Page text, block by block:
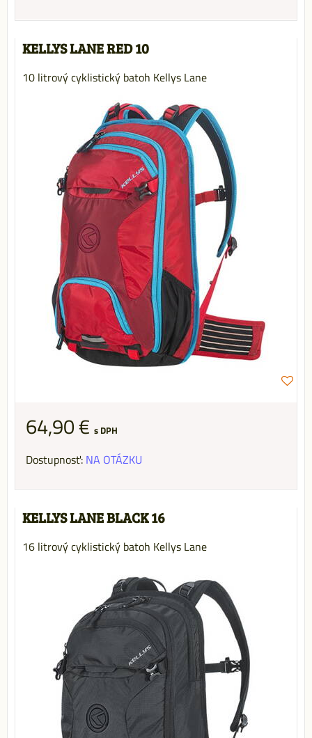
KELLYS LANE RED 10
10 litrový cyklistický batoh Kellys Lane
64,90 € s DPH
Dostupnosť: NA OTÁZKU
KELLYS LANE BLACK 16
16 litrový cyklistický batoh Kellys Lane